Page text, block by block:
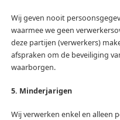
Wij geven nooit
waarmee we geen
deze partijen (verwerkers)
afspraken om de beveiliging
waarborgen.
5. Minderjarigen
Wij verwerken enkel en alleen